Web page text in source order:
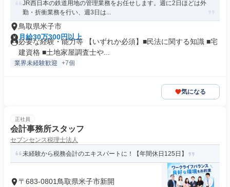
JR西日本の鉄道用地の管理業務をお任せします。週に2日ほどは外
勤・折衝業務を行い、週3日は...
鳥取県米子市
月給30万300円以上
必要な経験・能力等 【いずれか必須】■民法に関する知識 ■宅
建資格 ■土地家屋調査士や...
業界未経験歓迎 +7個
気になる
正社員
会計事務所スタッフ
セブンセンス税理士法人
未経験から税務会計のエキスパートに！【年間休日125日】
〒683-0801鳥取県米子市新開